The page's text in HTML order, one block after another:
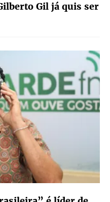
Gil já quis ser